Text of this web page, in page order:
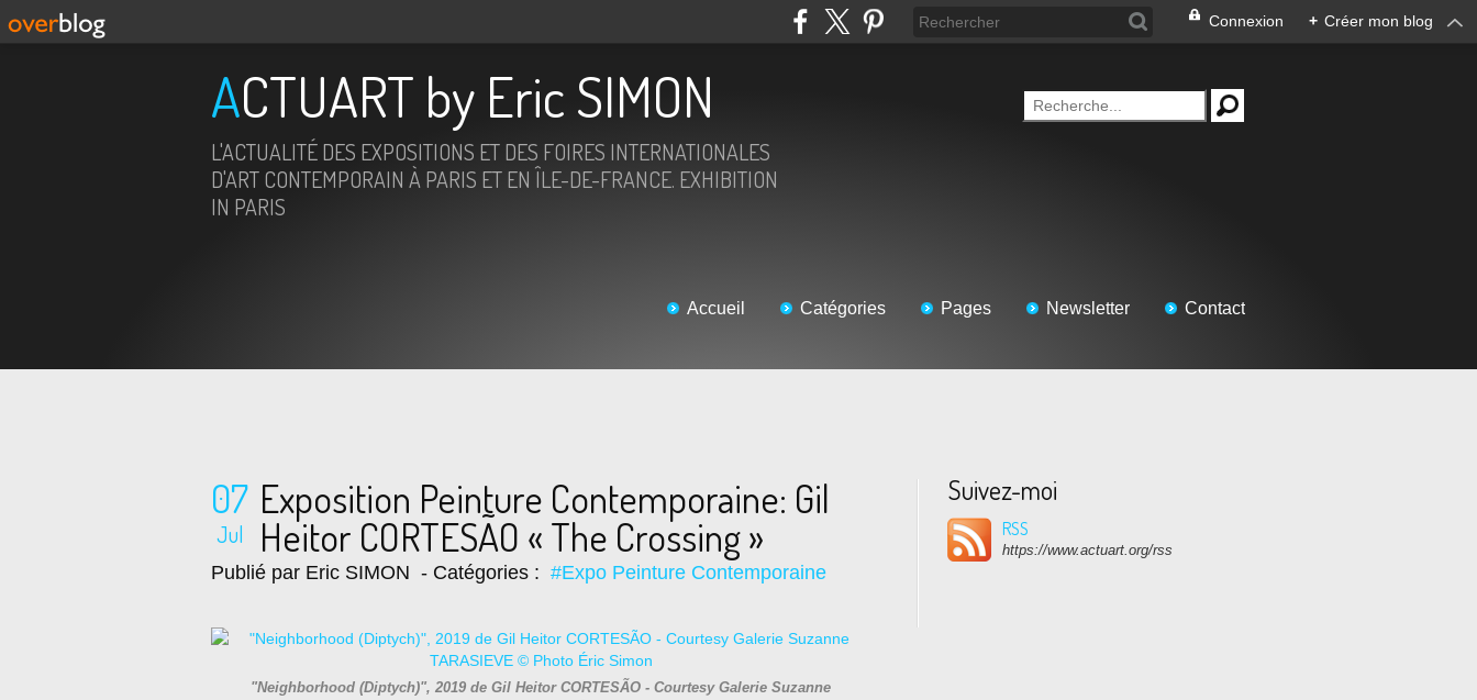
Connexion + Créer mon blog
ACTUART by Eric SIMON
L'ACTUALITÉ DES EXPOSITIONS ET DES FOIRES INTERNATIONALES
D'ART CONTEMPORAIN À PARIS ET EN ÎLE-DE-FRANCE. EXHIBITION
IN PARIS
Accueil Catégories Pages Newsletter Contact
07
Jul
Exposition Peinture Contemporaine: Gil
Heitor CORTESÃO « The Crossing »
Publié par Eric SIMON - Catégories : #Expo Peinture Contemporaine
"Neighborhood (Diptych)", 2019 de Gil Heitor CORTESÃO - Courtesy Galerie Suzanne
Suivez-moi
RSS
https://www.actuart.org/rss